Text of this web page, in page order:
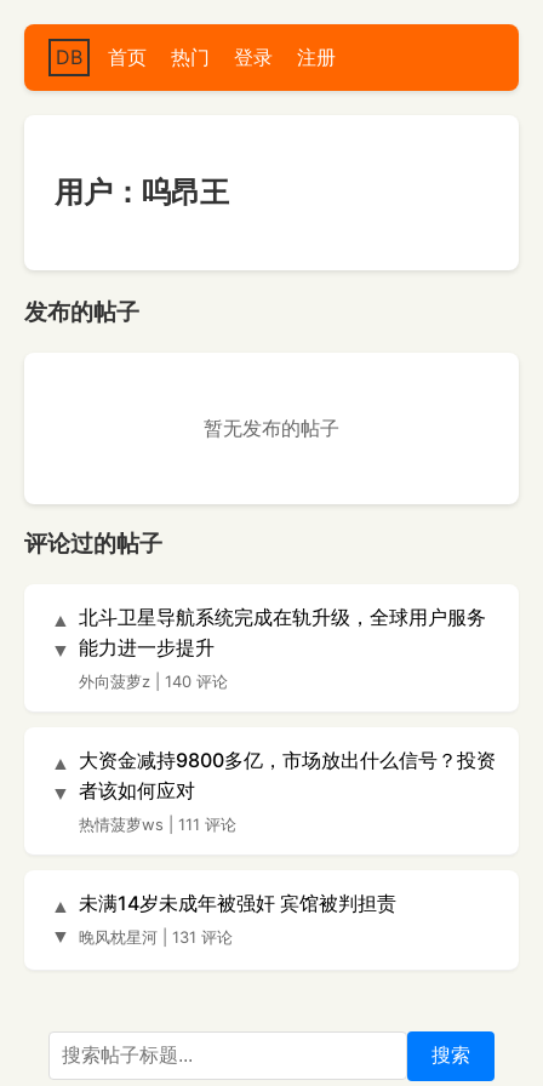
DB 首页 热门 登录 注册
用户：呜昂王
发布的帖子
暂无发布的帖子
评论过的帖子
▲
▼
北斗卫星导航系统完成在轨升级，全球用户服务
能力进一步提升
外向菠萝z 140 评论
▲
▼
大资金减持9800多亿，市场放出什么信号？投资
者该如何应对
热情菠萝ws 111 评论
▲
▼
未满14岁未成年被强奸 宾馆被判担责
晚风枕星河 131 评论
搜索